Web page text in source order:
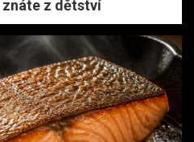
z dětství